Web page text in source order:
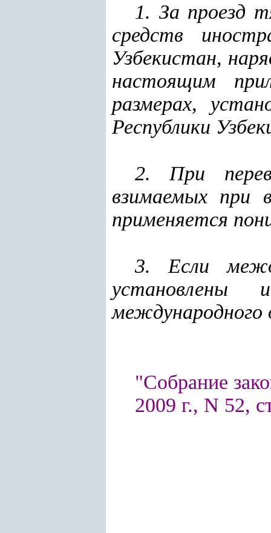
1. За проезд
средств
Узбекистан,
настоящим
размерах,
Республики
2. При
взимаемых при
применяется
3. Если
установлены
международного
"Собрание
2009 г., N 52,